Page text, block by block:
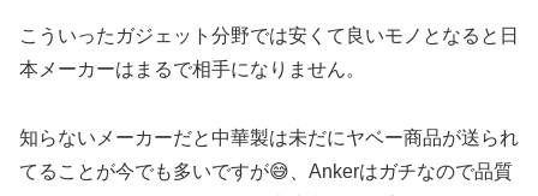
こういったガジェット分野では安くて良いモノとなると日
本メーカーはまるで相手になりません。
知らないメーカーだと中華製は未だにヤベー商品が送られ
てることが今でも多いですが😅、Ankerはガチなので品質